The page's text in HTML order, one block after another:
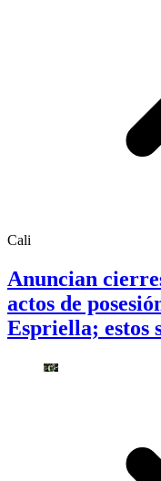
Cali
Anuncian
actos de
Espriella; estos